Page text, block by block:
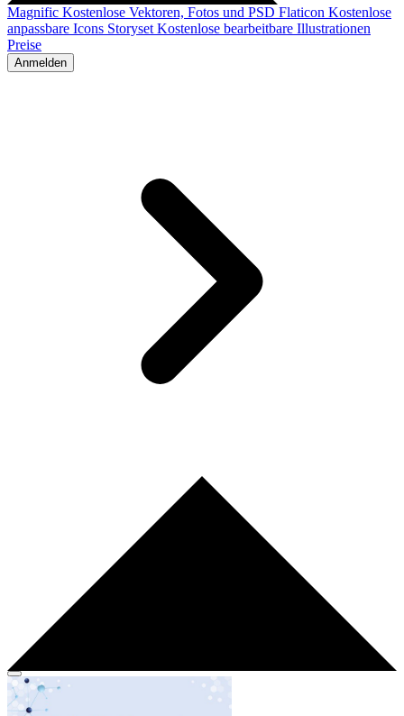
Magnific Kostenlose Vektoren, Fotos und PSD Flaticon Kostenlose
anpassbare Icons Storyset Kostenlose bearbeitbare Illustrationen
Preise
Anmelden